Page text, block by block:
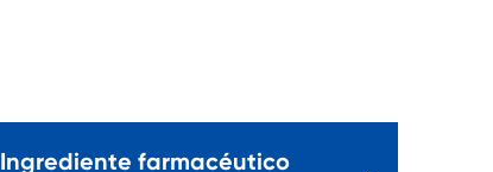
Ingrediente farmacéutico